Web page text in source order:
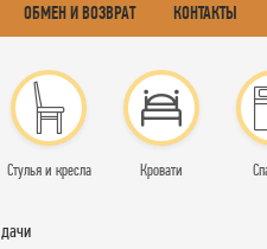
ОБМЕН И ВОЗВРАТ КОНТАКТЫ
Стулья и кресла Кровати